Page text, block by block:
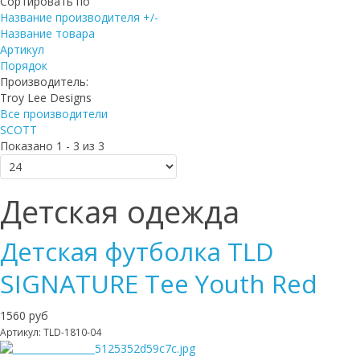
Название производителя +/-
Название товара
Артикул
Порядок
Производитель:
Troy Lee Designs
Все производители
SCOTT
Показано 1 - 3 из 3
Детская одежда
Детская футболка TLD
SIGNATURE Tee Youth Red
1560 руб
Артикул: TLD-1810-04